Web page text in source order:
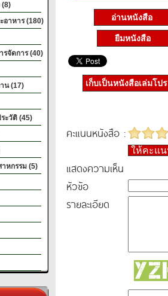
(8)
อาหาร (180)
รจัดการ (40)
น (17)
ะวัติ (45)
าหกรรม (5)
อ่านหนังสือ
ยืมหนังสือ
เก็บเป็นหนังสือเล่มโป
คะแนนหนังสือ :
ให้คะแ
แสดงความเห็น
หัวข้อ
รายละเอียด